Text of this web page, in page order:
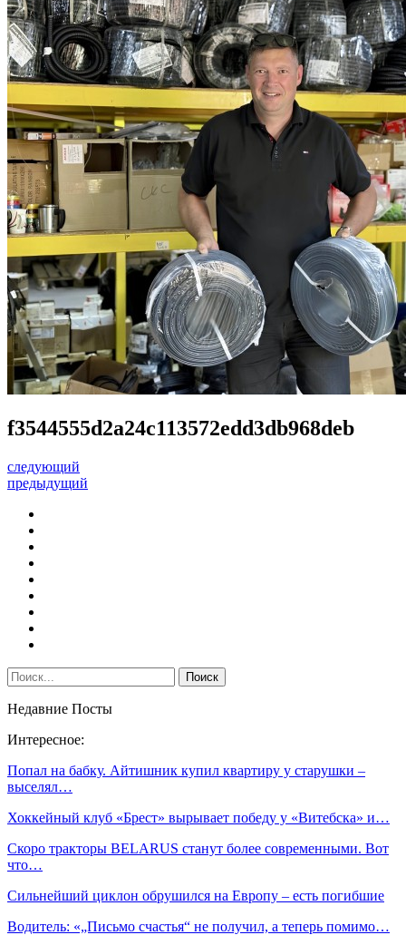
f3544555d2a24c113572edd3db968deb
следующий
предыдущий
Недавние Посты
Интересное:
Попал на бабку. Айтишник купил квартиру у старушки –
выселял…
Хоккейный клуб «Брест» вырывает победу у «Витебска» и…
Скоро тракторы BELARUS станут более современными. Вот
что…
Сильнейший циклон обрушился на Европу – есть погибшие
Водитель: «„Письмо счастья“ не получил, а теперь помимо…